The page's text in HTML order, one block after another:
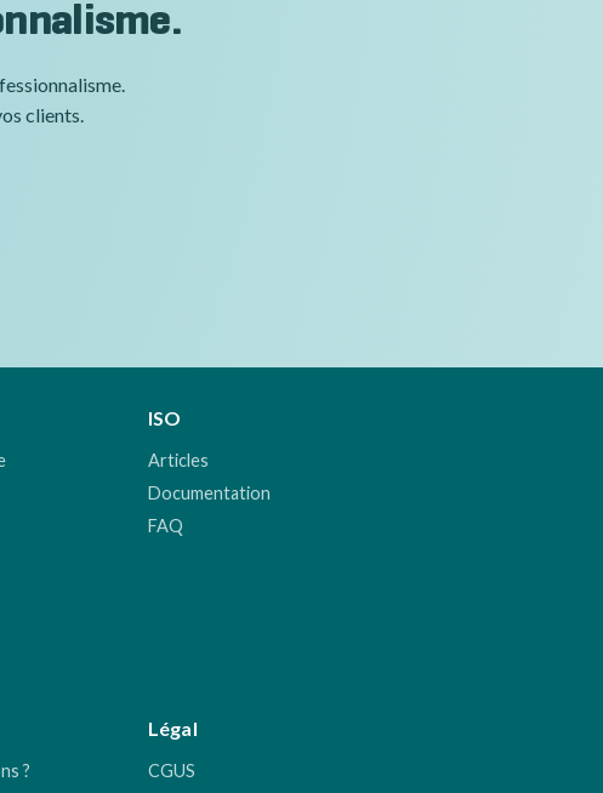
clients.
ISO
Articles
Documentation
FAQ
?
Légal
CGUS